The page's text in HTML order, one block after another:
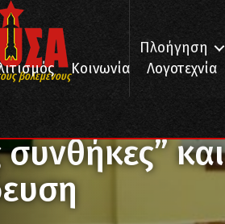
βολεμένους
Πλοήγηση
Κοινωνία Λογοτεχνία
και